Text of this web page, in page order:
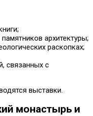
архитектуры;
раскопках;
связанных с
выставки.
монастырь и